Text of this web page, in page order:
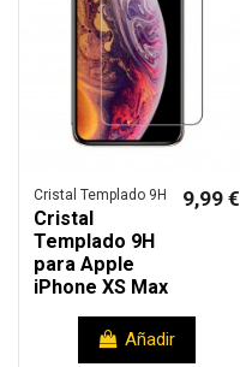
Cristal Templado 9H
Cristal
Templado 9H
para Apple
iPhone XS Max
9,99 €
Añadir